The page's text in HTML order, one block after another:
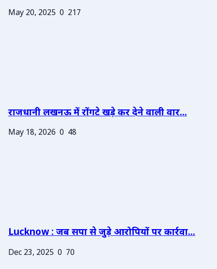
May 20, 2025 0 217
राजधानी लखनऊ में रोंगटे खड़े कर देने वाली वार...
May 18, 2026 0 48
Lucknow : जब सपा से जुड़े आरोपियों पर कार्रवा...
Dec 23, 2025 0 70